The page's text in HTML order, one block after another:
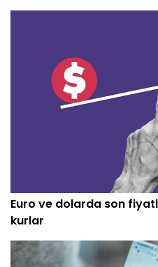
Euro ve dolarda son
kurlar